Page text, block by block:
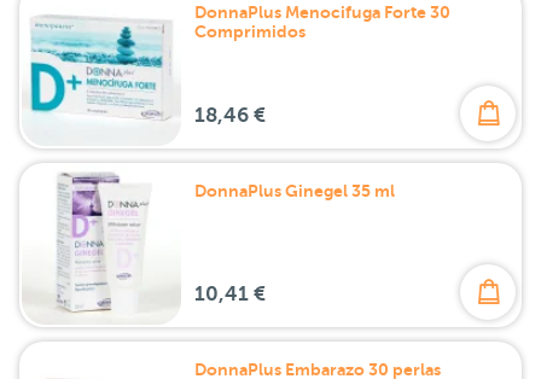
DonnaPlus Menocifuga Forte 30
Comprimidos
18,46 €
DonnaPlus Ginegel 35 ml
10,41 €
DonnaPlus Embarazo 30 perlas